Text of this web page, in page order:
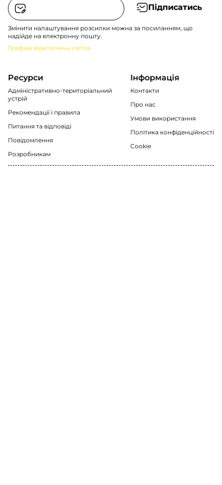
Підписатись
Змінити налаштування розсилки можна за посиланням, що
надійде на електронну пошту.
Графіки відключень світла
Ресурси
Адміністративно-територіальний
устрій
Рекомендації i правила
Питання та відповіді
Повідомлення
Розробникам
Інформація
Контакти
Про нас
Умови використання
Політика конфіденційності
Cookie